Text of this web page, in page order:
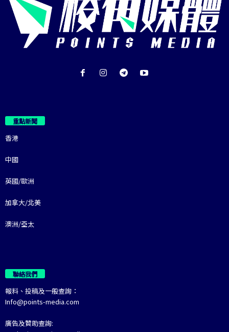
重點新聞
香港
中國
英國/歐洲
加拿大/北美
澳洲/亞太
聯絡我們
報料、投稿及一般查詢：
Info@points-media.com
廣告及贊助查詢: